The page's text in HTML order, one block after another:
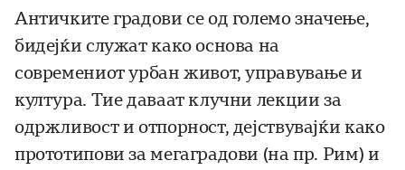
Античките градови се од големо значење,
бидејќи служат како основа на
современиот урбан живот, управување и
култура. Тие даваат клучни лекции за
одржливост и отпорност, дејствувајќи како
прототипови за мегаградови (на пр. Рим) и